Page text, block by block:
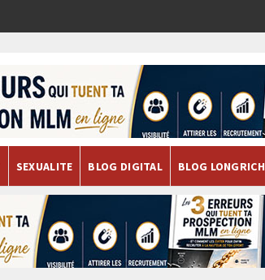
SEXUALITE BLOG DIGITAL BLOG LONGRICH